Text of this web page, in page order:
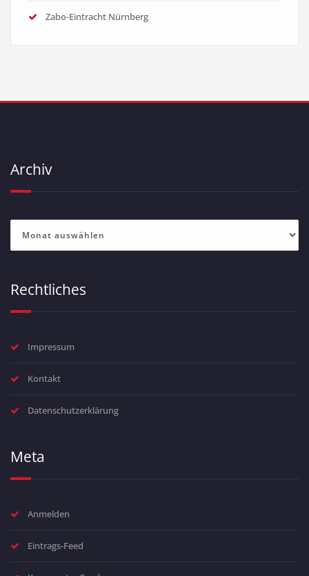
Zabo-Eintracht Nürnberg
Archiv
Rechtliches
Impressum
Kontakt
Datenschutzerklärung
Meta
Anmelden
Eintrags-Feed